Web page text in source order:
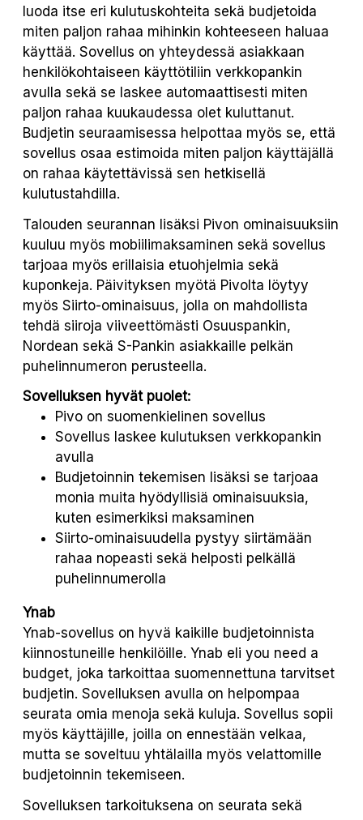
luoda itse eri kulutuskohteita sekä budjetoida
miten paljon rahaa mihinkin kohteeseen haluaa
käyttää. Sovellus on yhteydessä asiakkaan
henkilökohtaiseen käyttötiliin verkkopankin
avulla sekä se laskee automaattisesti miten
paljon rahaa kuukaudessa olet kuluttanut.
Budjetin seuraamisessa helpottaa myös se, että
sovellus osaa estimoida miten paljon käyttäjällä
on rahaa käytettävissä sen hetkisellä
kulutustahdilla.
Talouden seurannan lisäksi Pivon ominaisuuksiin
kuuluu myös mobiilimaksaminen sekä sovellus
tarjoaa myös erillaisia etuohjelmia sekä
kuponkeja. Päivityksen myötä Pivolta löytyy
myös Siirto-ominaisuus, jolla on mahdollista
tehdä siiroja viiveettömästi Osuuspankin,
Nordean sekä S-Pankin asiakkaille pelkän
puhelinnumeron perusteella.
Sovelluksen hyvät puolet:
Pivo on suomenkielinen sovellus
Sovellus laskee kulutuksen verkkopankin
avulla
Budjetoinnin tekemisen lisäksi se tarjoaa
monia muita hyödyllisiä ominaisuuksia,
kuten esimerkiksi maksaminen
Siirto-ominaisuudella pystyy siirtämään
rahaa nopeasti sekä helposti pelkällä
puhelinnumerolla
Ynab
Ynab-sovellus on hyvä kaikille budjetoinnista
kiinnostuneille henkilöille. Ynab eli you need a
budget, joka tarkoittaa suomennettuna tarvitset
budjetin. Sovelluksen avulla on helpompaa
seurata omia menoja sekä kuluja. Sovellus sopii
myös käyttäjille, joilla on ennestään velkaa,
mutta se soveltuu yhtälailla myös velattomille
budjetoinnin tekemiseen.
Sovelluksen tarkoituksena on seurata sekä